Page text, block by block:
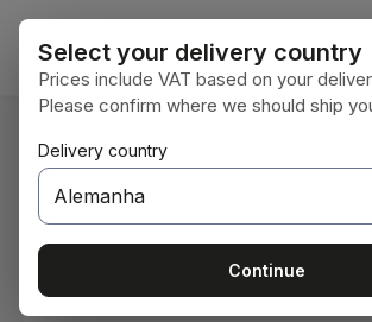
Ir para o conteúdo principal
Você está aqui: Home
Select your delivery country
Prices include VAT based on your
Please confirm where we should ship
Delivery country
Continue